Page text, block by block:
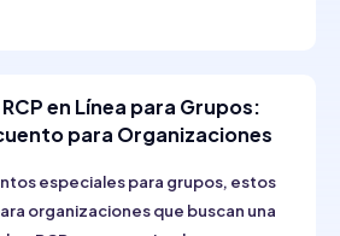
en Línea para Grupos:
para Organizaciones
especiales para grupos, estos
organizaciones que buscan una